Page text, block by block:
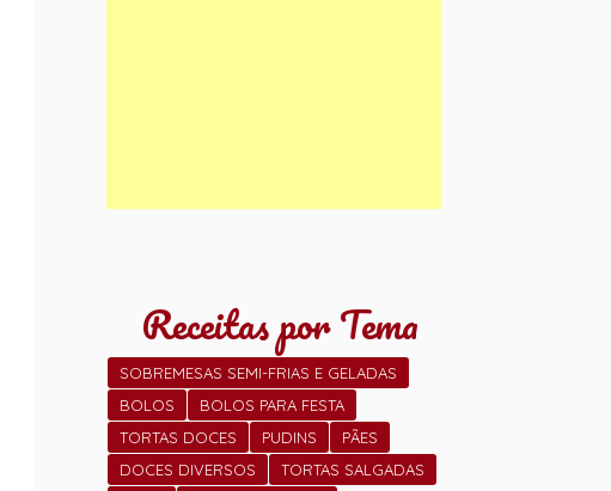
Receitas por Tema
SOBREMESAS SEMI-FRIAS E GELADAS
BOLOS
BOLOS PARA FESTA
TORTAS DOCES
PUDINS
PÃES
DOCES DIVERSOS
TORTAS SALGADAS